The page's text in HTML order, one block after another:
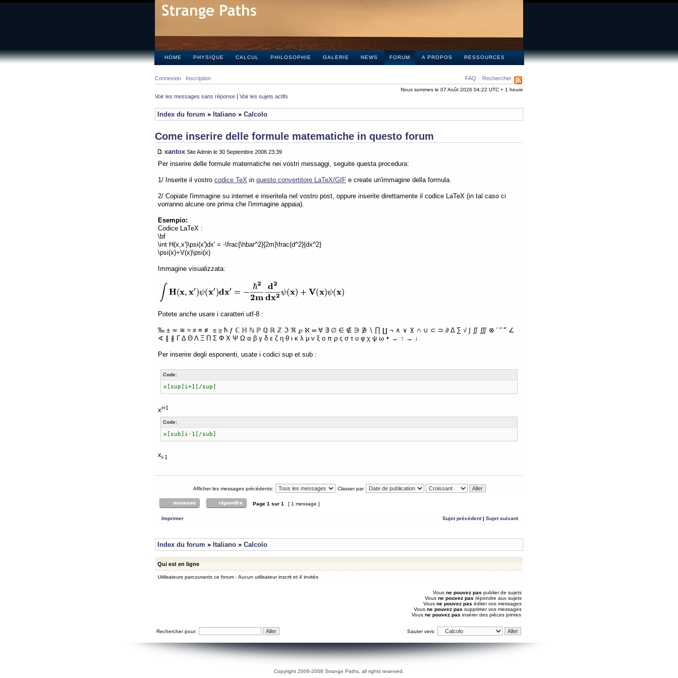
HOME PHYSIQUE CALCUL PHILOSOPHIE GALERIE NEWS FORUM A PROPOS RESSOURCES
FAQ Rechercher
Connexion Inscription
Nous sommes le 07 Août 2026 04:22 UTC + 1 heure
Voir les messages sans réponse | Voir les sujets actifs
Index du forum » Italiano » Calcolo
Come inserire delle formule matematiche in questo forum
xantox Site Admin le 30 Septembre 2006 23:39
Per inserire delle formule matematiche nei vostri messaggi, seguite questa procedura:
1/ Inserite il vostro codice TeX in questo convertitore LaTeX/GIF e create un'immagine della formula.
2/ Copiate l'immagine su internet e inseritela nel vostro post, oppure inserite direttamente il codice LaTeX (in tal caso ci
vorranno alcune ore prima che l'immagine appaia).
Esempio:
Codice LaTeX :
\bf
\int H(x,x')\psi(x')dx' = -\frac{\hbar^2}{2m}\frac{d^2}{dx^2}
\psi(x)+V(x)\psi(x)
Immagine visualizzata:
Potete anche usare i caratteri utf-8 :
‰ ± ≃ ≅ ≈ ≠ ≡ ≢ ≤ ≥ ħ ƒ ℂ ℍ ℕ ℙ ℚ ℝ ℤ ℑ ℜ ℘ ℵ ∞ ∀ ∃ ∅ ∈ ∉ ∋ ∌ ∖ ∏ ∐ ¬ ∧ ∨ ⊻ ∩ ∪ ⊂ ⊃ ∂ Δ ∑ √ ∫ ∬ ∭ ⊗ ′ ″ ‴ ∠
∢ ∥ ∦ Γ Δ Θ Λ Ξ Π Σ Φ Χ Ψ Ω α β γ δ ε ζ η θ ι κ λ μ ν ξ ο π ρ ς σ τ υ φ χ ψ ω ‣ ← ↑ → ↓
Per inserire degli esponenti, usate i codici sup et sub :
Code:
x[sup]i+1[/sup]
xi+1
Code:
x[sub]i-1[/sub]
xi-1
Afficher les messages précédents: Classer par
Page 1 sur 1 [ 1 message ]
Imprimer Sujet précédent| Sujet suivant
Index du forum » Italiano » Calcolo
Qui est en ligne
Utilisateurs parcourants ce forum : Aucun utilisateur inscrit et 4 invités
Vous ne pouvez pas publier de sujets
Vous ne pouvez pas répondre aux sujets
Vous ne pouvez pas éditer vos messages
Vous ne pouvez pas supprimer vos messages
Vous ne pouvez pas insérer des pièces jointes
Rechercher pour: Sauter vers:
Copyright 2006-2008 Strange Paths, all rights reserved.